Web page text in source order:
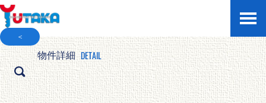
＜
物件詳細 DETAIL